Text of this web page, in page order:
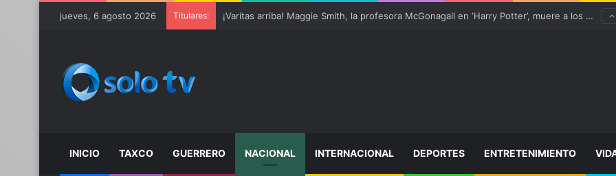
jueves, 6 agosto 2026 Titulares: Ter Stegen operado “satisfactoriamente” de una rotura completa del tendón rotuliano
INICIO TAXCO GUERRERO NACIONAL INTERNACIONAL DEPORTES ENTRETENIMIENTO